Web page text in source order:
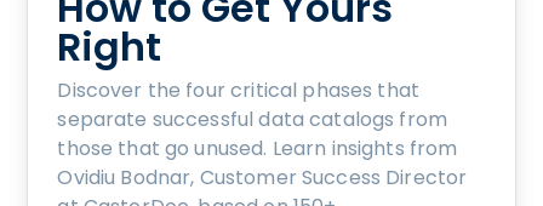
Right
Discover the four critical phases that
separate successful data catalogs from
those that go unused. Learn insights from
Ovidiu Bodnar, Customer Success Director